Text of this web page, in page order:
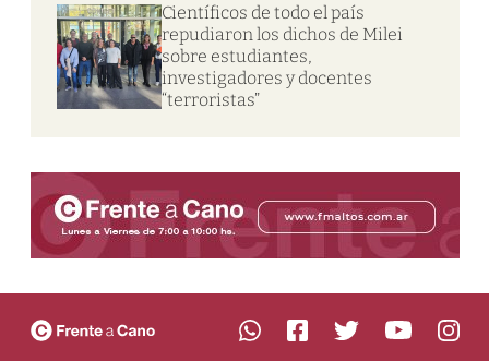
Científicos de todo el país
repudiaron los dichos de Milei
sobre estudiantes,
investigadores y docentes
“terroristas”